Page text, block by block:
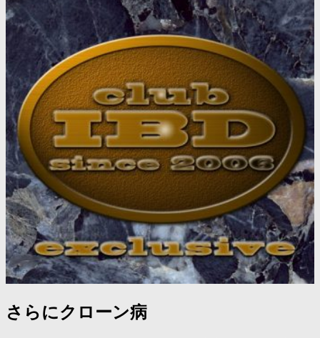
さらにクローン病